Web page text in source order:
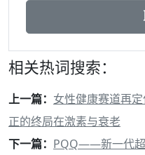
相关热词搜索：
上一篇： 女性健康赛道再
正的终局在激素与衰老
下一篇： PQQ——新一代